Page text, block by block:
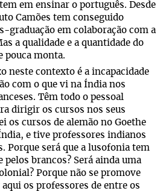
em ensinar o português. Desde
Camões tem conseguido
graduação em colaboração com a
a qualidade e a quantidade do
pouca monta.
neste contexto é a incapacidade
com o que vi na Índia nos
Têm todo o pessoal
dirigir os cursos nos seus
os cursos de alemão no Goethe
e tive professores indianos
Porque será que a lusofonia tem
brancos? Será ainda uma
Porque não se promove
os professores de entre os